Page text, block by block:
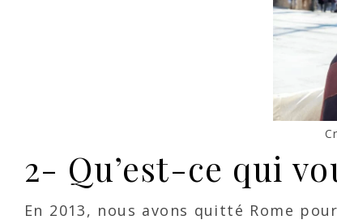
2- Qu’est-ce qui
En 2013, nous avons quitté Rome